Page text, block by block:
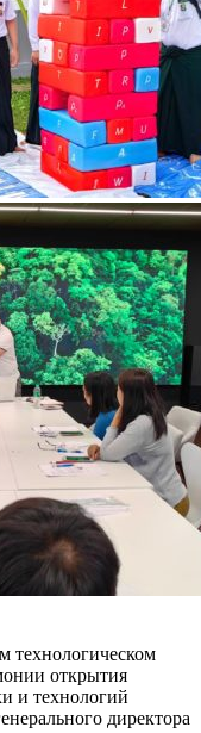
технологическом
открытия
и технологий
директора